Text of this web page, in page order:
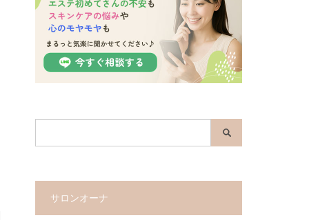
サロンオーナ